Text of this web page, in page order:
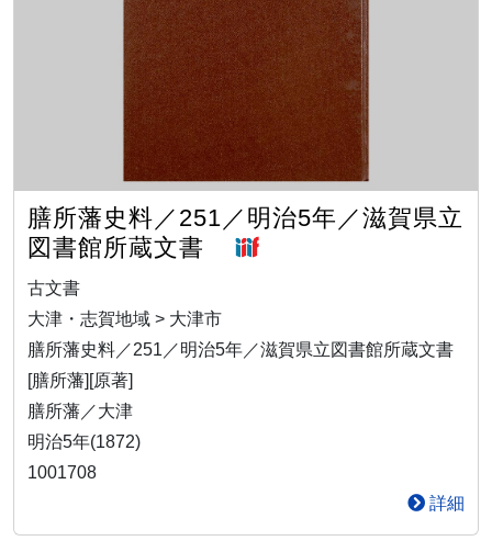
膳所藩史料／251／明治5年／滋賀県立
図書館所蔵文書
古文書
大津・志賀地域 > 大津市
膳所藩史料／251／明治5年／滋賀県立図書館所蔵文書
[膳所藩][原著]
膳所藩／大津
明治5年(1872)
1001708
詳細